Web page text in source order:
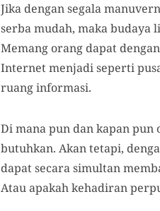
Jika dengan segala
serba mudah, maka budaya
Memang orang dapat
Internet menjadi seperti
ruang informasi.
Di mana pun dan kapan pun
butuhkan. Akan tetapi,
dapat secara simultan
Atau apakah kehadiran